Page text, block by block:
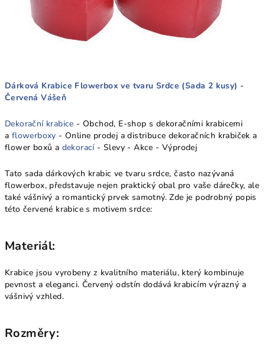
Dárková Krabice Flowerbox ve tvaru Srdce (Sada 2 kusy) -
Červená Vášeň
Dekorační krabice - Obchod, E-shop s dekoračními krabicemi
a flowerboxy - Online prodej a distribuce dekoračních krabiček a
flower boxů a dekorací- Slevy - Akce - Výprodej
Tato sada dárkových krabic ve tvaru srdce, často nazývaná
flowerbox, představuje nejen praktický obal pro vaše dárečky, ale
také vášnivý a romantický prvek samotný. Zde je podrobný popis
této červené krabice s motivem srdce:
Materiál:
Krabice jsou vyrobeny z kvalitního materiálu, který kombinuje
pevnost a eleganci. Červený odstín dodává krabicím výrazný a
vášnivý vzhled.
Rozměry: